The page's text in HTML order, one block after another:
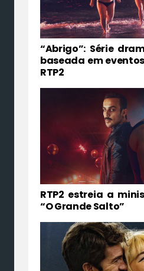
“Abrigo”: Série
baseada em
RTP2
RTP2 estreia a
“O Grande Salto”